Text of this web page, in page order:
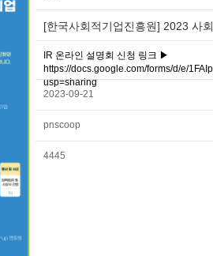
[한국사회적기업진흥원] 2023 사
IR 온라인 설명회 신청 링크 ▶
https://docs.google.com/forms/d/e/
usp=sharing
2023-09-21
pnscoop
4445